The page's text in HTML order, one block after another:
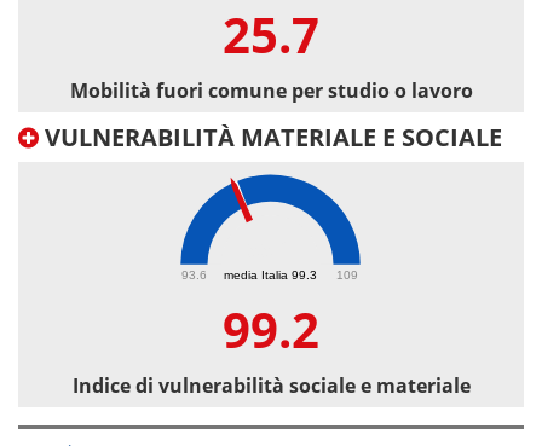
25.7
Mobilità fuori comune per studio o lavoro
VULNERABILITÀ MATERIALE E SOCIALE
media Italia 99.3
93.6 109
99.2
Indice di vulnerabilità sociale e materiale